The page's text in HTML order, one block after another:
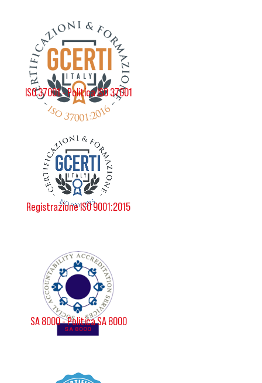
ISO 37001 - Politica ISO 37001
Registrazione ISO 9001:2015
SA 8000 - Politica SA 8000